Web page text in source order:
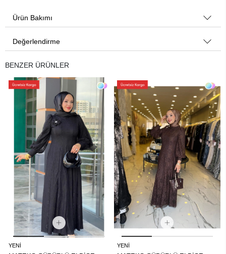
Ürün Bakımı
Değerlendirme
BENZER ÜRÜNLER
YENI YENI